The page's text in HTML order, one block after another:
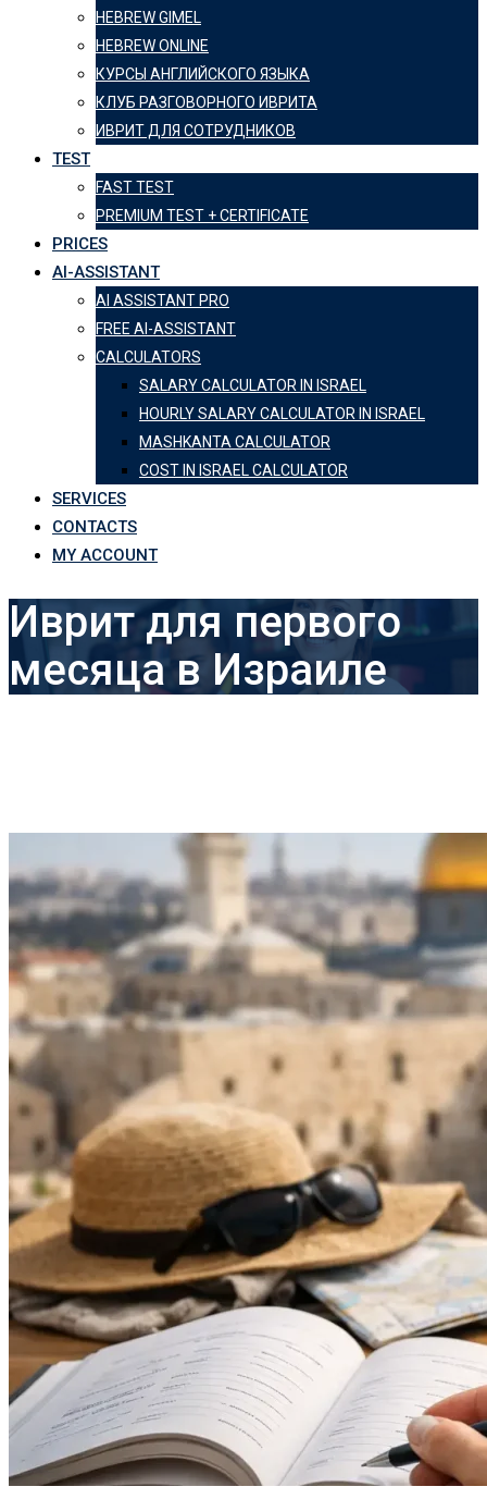
HEBREW GIMEL
HEBREW ONLINE
КУРСЫ АНГЛИЙСКОГО ЯЗЫКА
КЛУБ РАЗГОВОРНОГО ИВРИТА
ИВРИТ ДЛЯ СОТРУДНИКОВ
TEST
FAST TEST
PREMIUM TEST + CERTIFICATE
PRICES
AI-ASSISTANT
AI ASSISTANT PRO
FREE AI-ASSISTANT
CALCULATORS
SALARY CALCULATOR IN ISRAEL
HOURLY SALARY CALCULATOR IN ISRAEL
MASHKANTA CALCULATOR
COST IN ISRAEL CALCULATOR
SERVICES
CONTACTS
MY ACCOUNT
Иврит для первого
месяца в Израиле